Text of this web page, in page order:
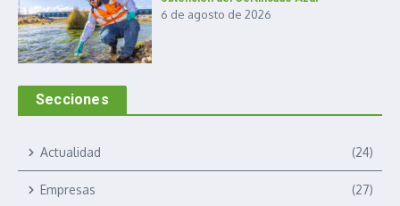
6 de agosto de 2026
Secciones
Actualidad (24)
Empresas (27)